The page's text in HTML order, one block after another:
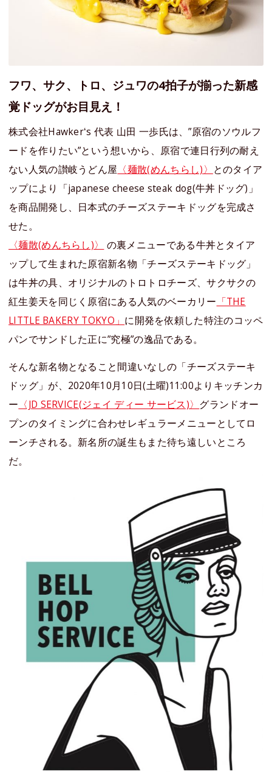
フワ、サク、トロ、ジュワの4拍⼦が揃った新感
覚ドッグがお目見え！
株式会社Hawkerʻs 代表 ⼭⽥ ⼀歩氏は、”原宿のソウルフ
ードを作りたい”という想いから、原宿で連⽇⾏列の耐え
ない⼈気の讃岐うどん屋 〈麺散(めんちらし)〉 とのタイア
ップにより「japanese cheese steak dog(⽜丼ドッグ)」
を商品開発し、⽇本式のチーズステーキドッグを完成さ
せた。
〈麺散(めんちらし)〉
の裏メニューである⽜丼とタイア
ップして⽣まれた原宿新名物「チーズステーキドッグ」
は⽜丼の具、オリジナルのトロトロチーズ、サクサクの
紅⽣姜天を同じく原宿にある⼈気のベーカリー 「THE
LITTLE BAKERY TOKYO」 に開発を依頼した特注のコッペ
パンでサンドした正に”究極”の逸品である。
そんな新名物となること間違いなしの「チーズステーキ
ドッグ」が、2020年10⽉10⽇(⼟曜)11:00よりキッチンカ
ー 〈JD SERVICE(ジェイ ディー サービス)〉 グランドオー
プンのタイミングに合わせレギュラーメニューとしてロ
ーンチされる。新名所の誕生もまた待ち遠しいところ
だ。